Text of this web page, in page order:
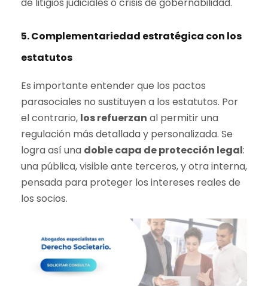
5.Complementariedad estratégica con los
estatutos
Es importante entender que los pactos
parasociales no sustituyen a los estatutos. Por
el contrario, los refuerzan al permitir una
regulación más detallada y personalizada. Se
logra así una doble capa de protección legal:
una pública, visible ante terceros, y otra interna,
pensada para proteger los intereses reales de
los socios.